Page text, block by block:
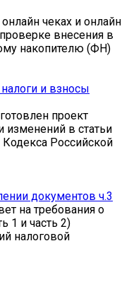
чеках и онлайн
внесения в
накопителю (ФН)
и взносы
проект
изменений в статьи
Российской
документов ч.3
на требования о
1 и часть 2)
налоговой